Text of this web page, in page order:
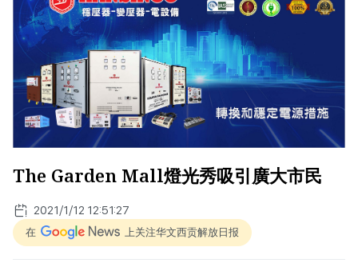
The Garden Mall燈光秀吸引廣大市民
2021/1/12 12:51:27
在 上关注华文西贡解放日报